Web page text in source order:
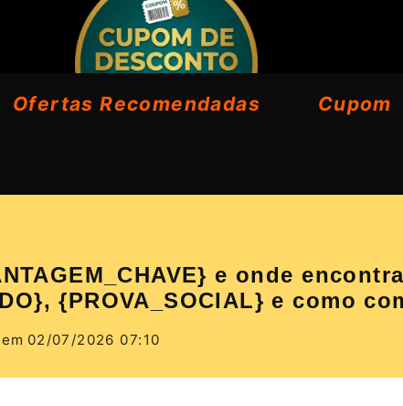
Ofertas Recomendadas Cupom
e onde
{PROVA_SOCIAL} e como
02/07/2026 07:10